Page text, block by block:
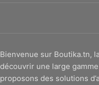
Bienvenue sur Boutika.tn,
découvrir une large
proposons des solutions